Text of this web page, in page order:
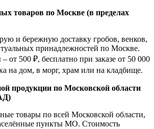
товаров по Москве (в пределах
и бережную доставку гробов, венков,
принадлежностей по Москве.
от 500 ₽, бесплатно при заказе от 50 000
на дом, в морг, храм или на кладбище.
продукции по Московской области
товары по всей Московской области,
пункты МО. Стоимость